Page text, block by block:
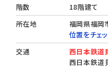
階数
18階建て
所在地
福岡県福岡
位置をチェ
交通
西日本鉄道
西日本鉄道